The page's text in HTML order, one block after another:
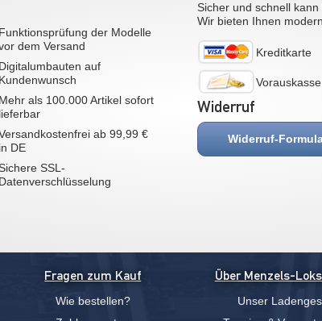
Funktionsprüfung der Modelle
dem Versand
Digitalumbauten auf
Kundenwunsch
Mehr als 100.000 Artikel sofort
lieferbar
ab 99,99 €
in DE
SSL-
Datenverschlüsselung
Sicher und schnell
Wir bieten Ihnen
Kreditkarte
Vorauskasse
Widerruf
Widerruf-
Fragen zum Kauf
Wie bestellen?
Über Menzels-
Unser